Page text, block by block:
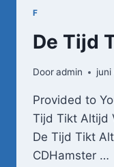
F
De Tijd
Dooradmin
Provided to
Tijd Tikt Altijd
De Tijd Tikt
CDHamster …